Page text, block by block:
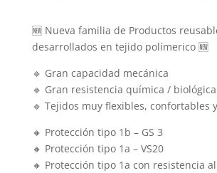
🆕 Nueva familia de Productos
desarrollados en tejido polímerico 🆕
🔹 Gran capacidad mecánica
🔹 Gran resistencia química /
🔹 Tejidos muy flexibles, confortables
🔸 Protección tipo 1b – GS 3
🔸 Protección tipo 1a – VS20
🔸 Protección tipo 1a con resistencia